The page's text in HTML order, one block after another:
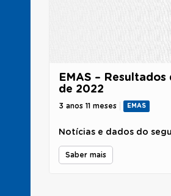
EMAS –
de 2022
3 anos 11 meses EMAS
Notícias e dados do
Saber mais